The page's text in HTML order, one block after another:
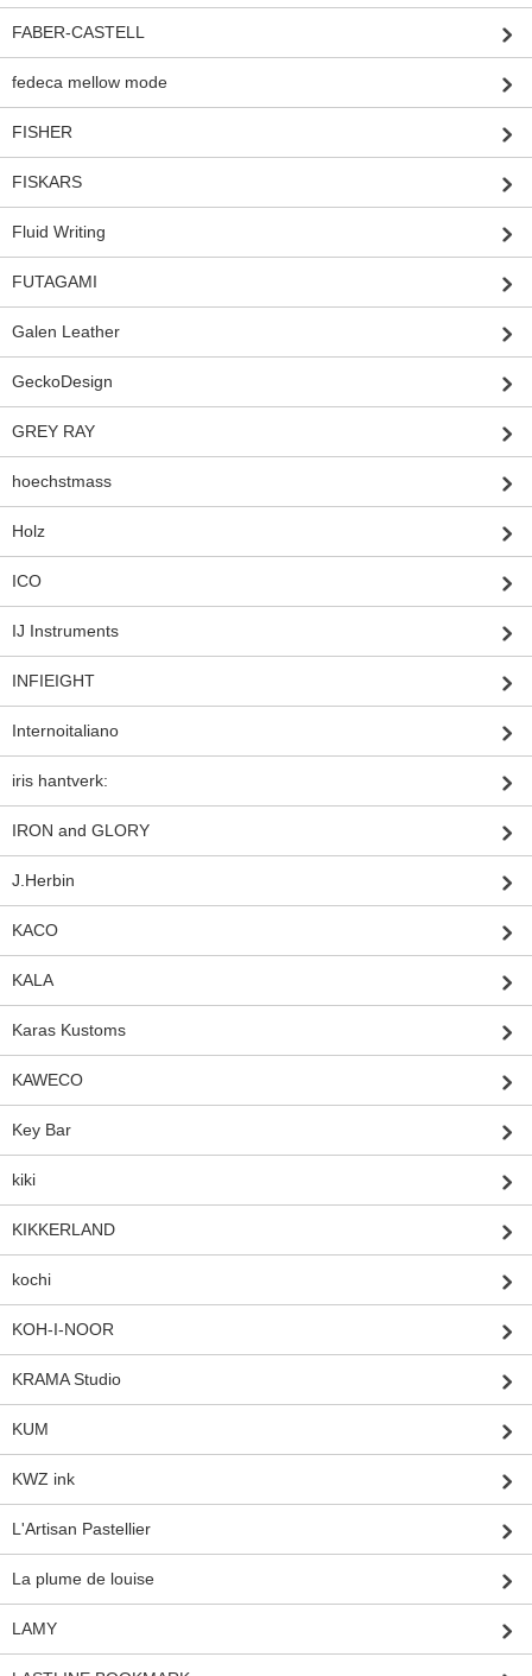
FABER-CASTELL
fedeca mellow mode
FISHER
FISKARS
Fluid Writing
FUTAGAMI
Galen Leather
GeckoDesign
GREY RAY
hoechstmass
Holz
ICO
IJ Instruments
INFIEIGHT
Internoitaliano
iris hantverk:
IRON and GLORY
J.Herbin
KACO
KALA
Karas Kustoms
KAWECO
Key Bar
kiki
KIKKERLAND
kochi
KOH-I-NOOR
KRAMA Studio
KUM
KWZ ink
L'Artisan Pastellier
La plume de louise
LAMY